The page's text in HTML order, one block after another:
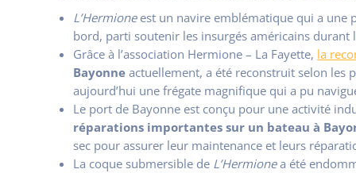
L’Hermioneest un navire emblématique qui a une
bord, parti soutenir les insurgés américains durant
Grâce à l’association Hermione – La Fayette, la
Bayonne actuellement, a été reconstruit selon les
aujourd’hui une frégate magnifique qui a pu
Le port de Bayonne est conçu pour une activité
réparations importantes sur un bateau à
sec pour assurer leur maintenance et leurs
La coque submersible de L’Hermionea été